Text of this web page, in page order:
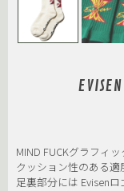
MIND FUCKグラフィ
クッション性のある適
足裏部分には Evisenロ